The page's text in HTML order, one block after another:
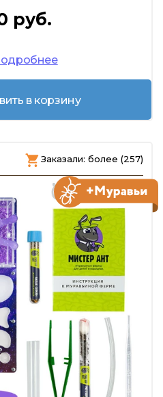
руб.
в корзину
Заказали: более (257)